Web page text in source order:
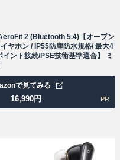
2 (Bluetooth 5.4)【オープン
ヤホン / IP55防塵防水規格/ 最大4
ント接続/PSE技術基準適合】 ミ
16,990円
で見てみる
PR